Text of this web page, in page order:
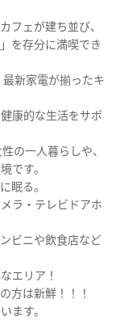
フェが建ち並び、
を存分に満喫でき
最新家電が揃ったキ
康的な生活をサポ
の一人暮らしや、
です。
眠る。
ラ・テレビドアホ
ビニや飲食店など
エリア！
方は新鮮！！！
ます。